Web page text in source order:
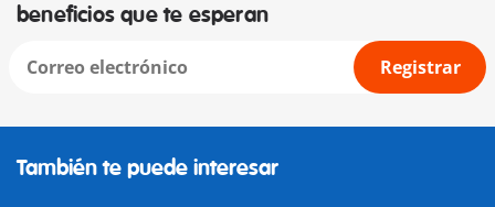
beneficios que te esperan
Registrar
También te puede interesar